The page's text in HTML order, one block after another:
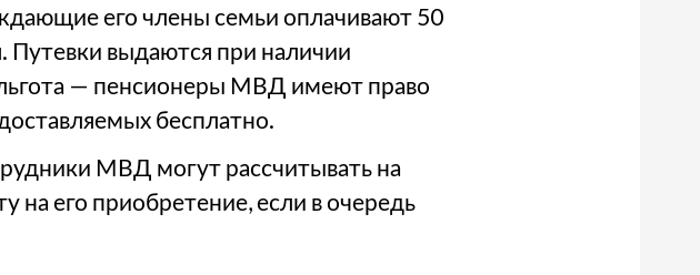
его члены семьи оплачивают 50
Путевки выдаются при наличии
— пенсионеры МВД имеют право
бесплатно.
МВД могут рассчитывать на
его приобретение, если в очередь